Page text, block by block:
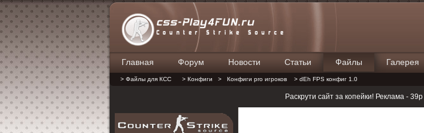
Главная Форум Новости Статьи Файлы Галерея
Поиск
> Файлы для КСС > Конфиги > Конфиги pro игроков > dEh FPS конфиг 1.0
Раскрути сайт за копейки! Реклама -